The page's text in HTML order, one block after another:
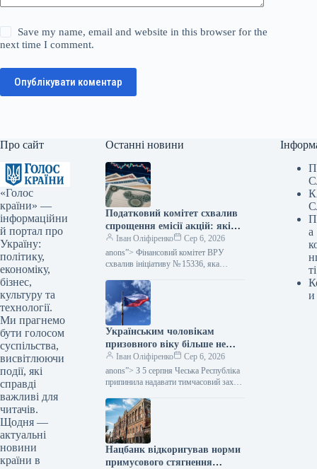
Save my name, email and website in this browser for the
next time I comment.
Опублікувати коментар
Про сайт
«Голос
країни» —
інформаційни
й портал про
Україну:
політику,
економіку,
бізнес,
культуру та
технології.
Ми прагнемо
бути голосом
суспільства,
висвітлюючи
події, які
справді
важливі для
читачів.
Щодня —
актуальні
новини
країни в
Останні новини
Податковий комітет схвалив
спрощення емісії акцій: які
зміни очікуються — Мінфін
Іван Оліфіренко
Сер 6, 2026
anons”> Фінансовий комітет ВРУ
схвалив ініціативу № 15336, яка
цінних паперів. Цей акт покликаний
скоротити бюрократичні перешкоди,…
Українським чоловікам
призовного віку більше не
надається тимчасовий захист
у Чехії, згідно з даними
Міністерства фінансів.
Іван Оліфіренко
Сер 6, 2026
anons”> З 5 серпня Чеська Республіка
припинила надавати тимчасовий захист
віку, які не можуть продемонструвати
виконання своїх…
Нацбанк відкоригував норми
примусового стягнення
а
ті
и